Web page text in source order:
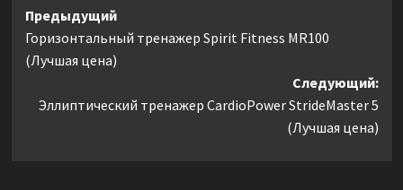
Навигация
записи
Предыдущий
Горизонтальный тренажер Spirit Fitness MR100
(Лучшая цена)
Следующий:
Эллиптический тренажер CardioPower StrideMaster 5
(Лучшая цена)